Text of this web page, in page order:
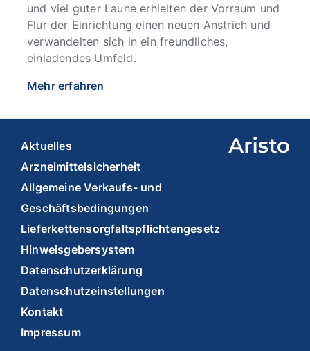
und viel guter Laune erhielten der Vorraum und
Flur der Einrichtung einen neuen Anstrich und
verwandelten sich in ein freundliches,
einladendes Umfeld.
Mehr erfahren
Aktuelles
Arzneimittelsicherheit
Allgemeine Verkaufs- und
Geschäftsbedingungen
Lieferkettensorgfaltspflichtengesetz
Hinweisgebersystem
Datenschutzerklärung
Datenschutzeinstellungen
Kontakt
Impressum